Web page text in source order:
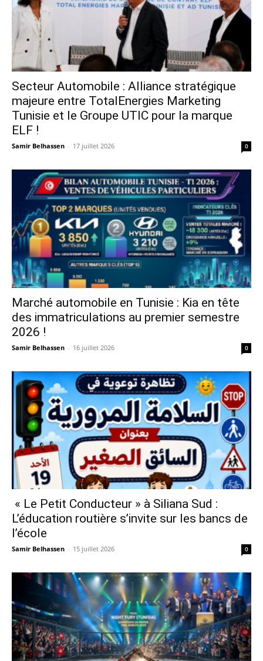
Secteur Automobile : Alliance stratégique
majeure entre TotalEnergies Marketing
Tunisie et le Groupe UTIC pour la marque
ELF !
Samir Belhassen - 17 juillet 2026 0
Marché automobile en Tunisie : Kia en tête
des immatriculations au premier semestre
2026 !
Samir Belhassen - 16 juillet 2026 0
« Le Petit Conducteur » à Siliana Sud :
L’éducation routière s’invite sur les bancs de
l’école
Samir Belhassen - 15 juillet 2026 0